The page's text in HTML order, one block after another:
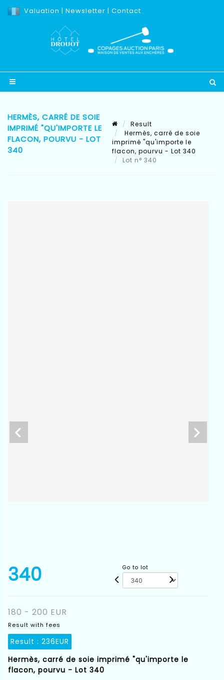
Valuation | Newsletter | Contact
HERMÈS, CARRÉ DE SOIE
IMPRIMÉ "QU'IMPORTE LE
FLACON, POURVU - LOT
340
Result
Hermès, carré de soie
imprimé "qu'importe le
flacon, pourvu - Lot 340
Lot n° 340
340 Go to lot
180 - 200 EUR
Result with fees
Result : 236EUR
Hermès, carré de soie imprimé "qu'importe le
flacon, pourvu - Lot 340